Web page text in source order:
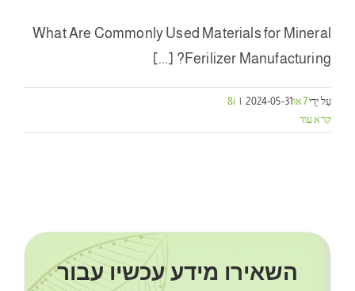
What Are Commonly Used Materials for Mineral
Ferilizer Manufacturing
? [...]
עַל יְדֵי7או8i | 2024-05-31
קרא עוד
השאירו מידע עכשיו עבור